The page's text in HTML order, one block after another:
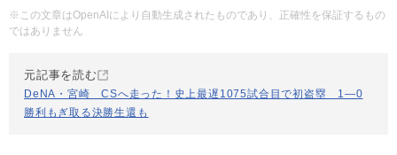
※この文章はOpenAIにより自動生成されたものであり、正確性を保証するもの
ではありません
元記事を読む
DeNA・宮崎 CSへ走った！史上最遅1075試合目で初盗塁 1―0
勝利もぎ取る決勝生還も